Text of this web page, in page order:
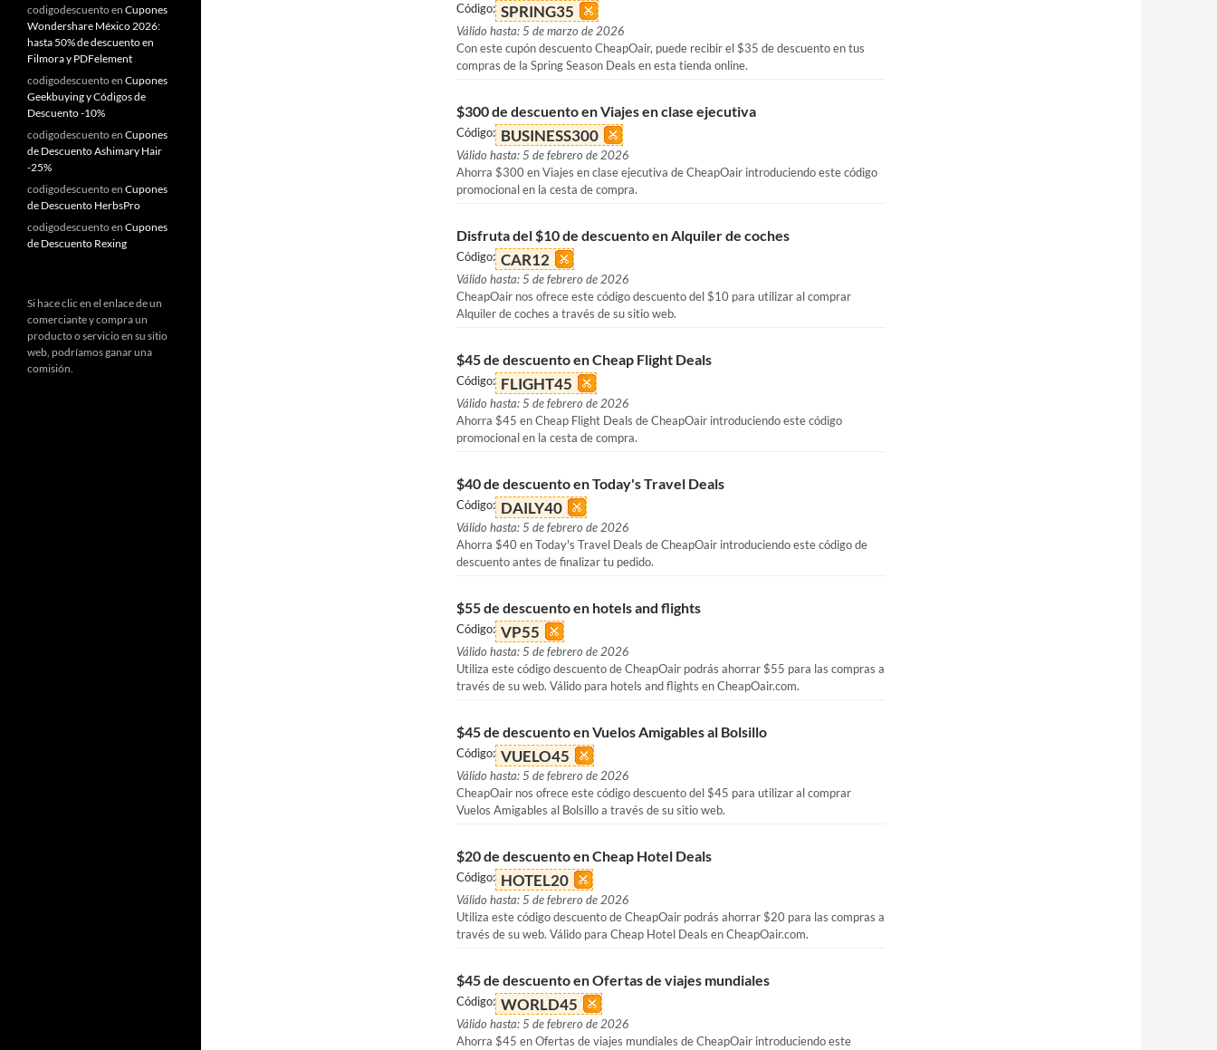
Código: SPRING35
Válido hasta: 5 de marzo de 2026
Con este cupón descuento CheapOair, puede recibir el $35 de descuento en tus
compras de la Spring Season Deals en esta tienda online.
$300 de descuento en Viajes en clase ejecutiva
Código: BUSINESS300
Válido hasta: 5 de febrero de 2026
Ahorra $300 en Viajes en clase ejecutiva de CheapOair introduciendo este código
promocional en la cesta de compra.
Disfruta del $10 de descuento en Alquiler de coches
Código: CAR12
Válido hasta: 5 de febrero de 2026
CheapOair nos ofrece este código descuento del $10 para utilizar al comprar
Alquiler de coches a través de su sitio web.
$45 de descuento en Cheap Flight Deals
Código: FLIGHT45
Válido hasta: 5 de febrero de 2026
Ahorra $45 en Cheap Flight Deals de CheapOair introduciendo este código
promocional en la cesta de compra.
$40 de descuento en Today's Travel Deals
Código: DAILY40
Válido hasta: 5 de febrero de 2026
Ahorra $40 en Today's Travel Deals de CheapOair introduciendo este código de
descuento antes de finalizar tu pedido.
$55 de descuento en hotels and flights
Código: VP55
Válido hasta: 5 de febrero de 2026
Utiliza este código descuento de CheapOair podrás ahorrar $55 para las compras a
través de su web. Válido para hotels and flights en CheapOair.com.
$45 de descuento en Vuelos Amigables al Bolsillo
Código: VUELO45
Válido hasta: 5 de febrero de 2026
CheapOair nos ofrece este código descuento del $45 para utilizar al comprar
Vuelos Amigables al Bolsillo a través de su sitio web.
$20 de descuento en Cheap Hotel Deals
Código: HOTEL20
Válido hasta: 5 de febrero de 2026
Utiliza este código descuento de CheapOair podrás ahorrar $20 para las compras a
través de su web. Válido para Cheap Hotel Deals en CheapOair.com.
$45 de descuento en Ofertas de viajes mundiales
Código: WORLD45
Válido hasta: 5 de febrero de 2026
Ahorra $45 en Ofertas de viajes mundiales de CheapOair introduciendo este
codigodescuentoen Cupones
Wondershare México 2026:
hasta 50% de descuento en
Filmora y PDFelement
codigodescuentoen Cupones
Geekbuying y Códigos de
Descuento -10%
codigodescuentoen Cupones
de Descuento Ashimary Hair
-25%
codigodescuentoen Cupones
de Descuento HerbsPro
codigodescuentoen Cupones
de Descuento Rexing
Si hace clic en el enlace de un
comerciante y compra un
producto o servicio en su sitio
web, podríamos ganar una
comisión.